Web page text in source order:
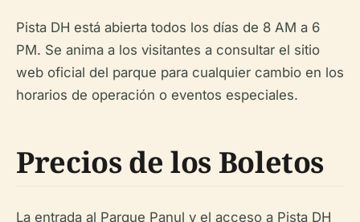
Pista DH está abierta todos los días de 8 AM a 6
PM. Se anima a los visitantes a consultar el sitio
web oficial del parque para cualquier cambio en los
horarios de operación o eventos especiales.
Precios de los Boletos
La entrada al Parque Panul y el acceso a Pista DH